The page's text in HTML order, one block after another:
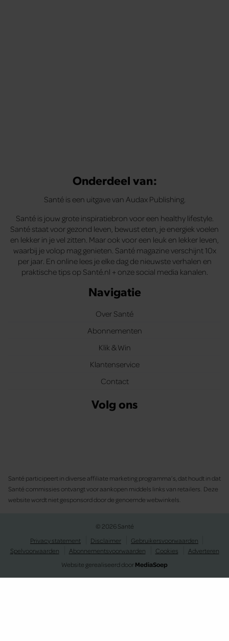
Onderdeel van:
Santé is een uitgave van Audax Publishing.
Santé is jouw grote inspiratiebron voor een healthy lifestyle.
Santé staat voor gezond leven, bewust eten, je energiek voelen
en lekker in je vel zitten. Maar ook voor een leuk en lekker leven,
waarbij je volop mag genieten. Santé magazine verschijnt 10x
per jaar. En online lees je elke dag de nieuwste verhalen en
praktische tips op Santé.nl + onze social media kanalen.
Navigatie
Over Santé
Abonnementen
Klik & Win
Klantenservice
Contact
Volg ons
Santé participeert in diverse affiliate marketing programma’s, dat houdt in dat
Santé commissies ontvangt voor aankopen middels links van retailers. Deze
website wordt niet gesponsord door de genoemde webwinkels.
© 2026 Santé
Privacy statement
Disclaimer
Gebruikersvoorwaarden
Spelvoorwaarden
Abonnementsvoorwaarden Cookies
Adverteren
Website gerealiseerd doorMediaSoep